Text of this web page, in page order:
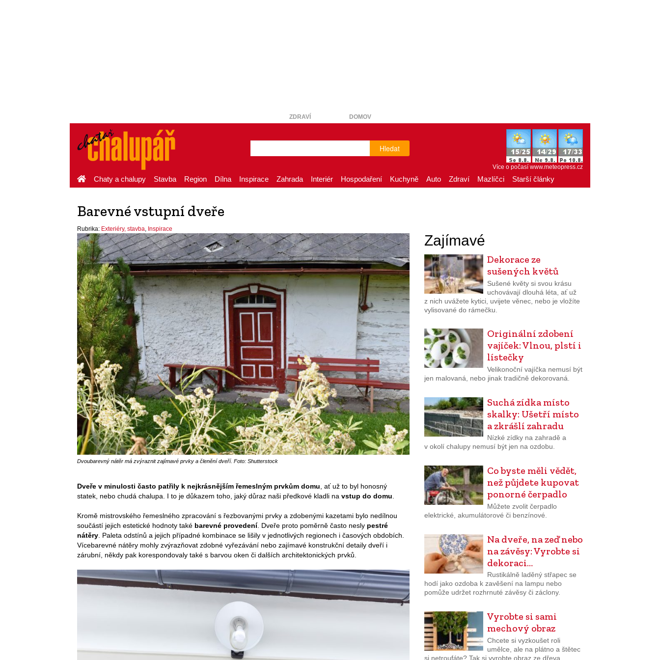
ZDRAVÍ DOMOV
Hledat
Více o počasí www.meteopress.cz
Chaty a chalupy Stavba Region Dílna Inspirace Zahrada Interiér Hospodaření Kuchyně Auto Zdraví Mazlíčci Starší články
Barevné vstupní dveře
Rubrika: Exteriéry, stavba Inspirace
Dvoubarevný nátěr má zvýraznit zajímavé prvky a členění dveří. Foto: Shutterstock
Dveře v minulosti často patřily k nejkrásnějším řemeslným prvkům domu , ať už to byl honosný
statek, nebo chudá chalupa. I to je důkazem toho, jaký důraz naši předkové kladli na vstup do domu
Kromě mistrovského řemeslného zpracování s řezbovanými prvky a zdobenými kazetami bylo nedílnou
součástí jejich estetické hodnoty také barevné provedení. Dveře proto poměrně často nesly pestré
nátěry . Paleta odstínů a jejich případné kombinace se lišily v jednotlivých regionech i časových obdobích.
Vícebarevné nátěry mohly zvýrazňovat zdobné vyřezávání nebo zajímavé konstrukční detaily dveří i
zárubní, někdy pak korespondovaly také s barvou oken či dalších architektonických prvků.
Zajímavé
Dekorace ze
sušených květů
Sušené květy si svou krásu
uchovávají dlouhá léta, ať už
z nich uvážete kytici, uvijete věnec, nebo je vložíte
vylisované do rámečku.
Originální zdobení
vajíček: Vlnou, plstí i
lístečky
Velikonoční vajíčka nemusí být
jen malovaná, nebo jinak tradičně dekorovaná.
Suchá zídka místo
skalky: Ušetří místo
a zkrášlí zahradu
Nízké zídky na zahradě a
v okolí chalupy nemusí být jen na ozdobu.
Co byste měli vědět,
než půjdete kupovat
ponorné čerpadlo
Můžete zvolit čerpadlo
elektrické, akumulátorové či benzínové.
Na dveře, na zeď nebo
na závěsy: Vyrobte si
dekoraci…
Rustikálně laděný střapec se
hodí jako ozdoba k zavěšení na lampu nebo
pomůže udržet rozhrnuté závěsy či záclony.
Vyrobte si sami
mechový obraz
Chcete si vyzkoušet roli
umělce, ale na plátno a štětec
si netroufáte? Tak si vyrobte obraz ze dřeva,